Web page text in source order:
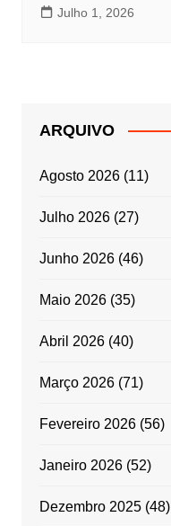
Julho 1, 2026
ARQUIVO
Agosto 2026(11)
Julho 2026(27)
Junho 2026(46)
Maio 2026(35)
Abril 2026(40)
Março 2026(71)
Fevereiro 2026(56)
Janeiro 2026(52)
Dezembro 2025(48)